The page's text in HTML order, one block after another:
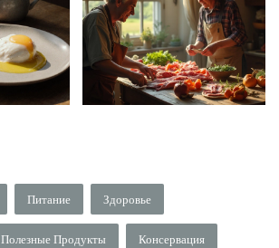
Питание Здоровье
Полезные Продукты Консервация